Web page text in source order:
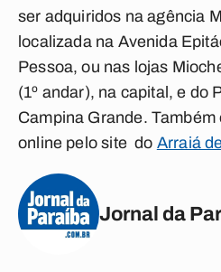
ser adquiridos na agência
localizada na Avenida
Pessoa, ou nas lojas
(1º andar), na capital, e do
Campina Grande.
online pelo site do Arraiá
Jornal da